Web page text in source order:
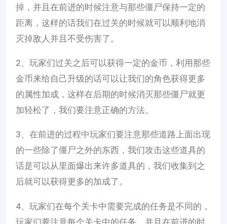
掉，并且在前进的时候注意与那些僵尸保持一定的
距离，这样的话我们在过关的时候就可以顺利地消
灭掉敌人并且不受伤害了。
2、玩家们过关之后可以获得一定的金币，利用那些
金币来给自己升级的话可以让我们的角色获得更多
的属性加成，这样在后期的时候消灭那些僵尸就更
加轻松了，我们要注意正确的方法。
3、在前进的过程中玩家们要注意那些道路上面出现
的一些除了僵尸之外的东西，我们攻击这些道具的
话是可以从里面爆出来许多道具的，我们收集到之
后就可以获得更多的加成了。
4、玩家们在每个关卡中需要完成的任务是不同的，
玩家们要注意每个关卡中的任务，并且在前进的时